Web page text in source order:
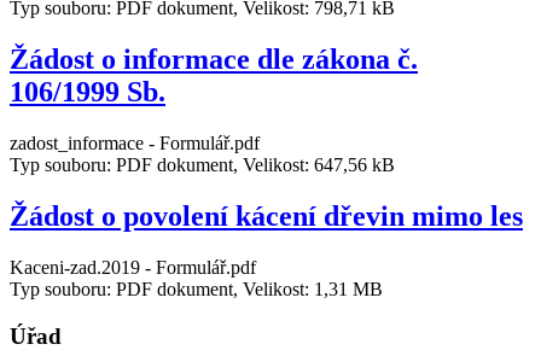
Typ souboru: PDF dokument, Velikost: 798,71 kB
Žádost o informace dle zákona č.
106/1999 Sb.
zadost_informace - Formulář.pdf
Typ souboru: PDF dokument, Velikost: 647,56 kB
Žádost o povolení kácení dřevin mimo les
Kaceni-zad.2019 - Formulář.pdf
Typ souboru: PDF dokument, Velikost: 1,31 MB
Úřad